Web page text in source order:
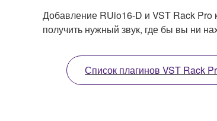
Добавление RUio16-D и VST Rack Pro
получить нужный звук, где бы вы ни
Список плагинов VST Rack